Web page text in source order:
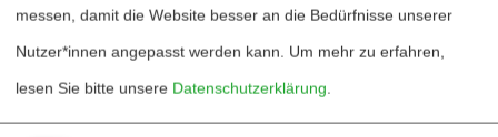
52,31% am Plafond), hätte bei einem
Festhalten an der geplanten Stärke von
370.000 Mann die Steigerung der
messen, damit die Website besser an die Bedürfnisse unserer
Nutzer*innen angepasst werden kann. Um mehr zu erfahren,
lesen Sie bitte unsere Datenschutzerklärung.